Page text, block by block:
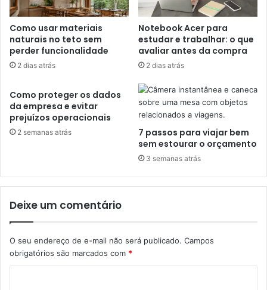
Como usar materiais
naturais no teto sem
perder funcionalidade
2 dias atrás
Notebook Acer para
estudar e trabalhar: o que
avaliar antes da compra
2 dias atrás
Como proteger os dados
da empresa e evitar
prejuízos operacionais
2 semanas atrás
7 passos para viajar bem
sem estourar o orçamento
3 semanas atrás
Deixe um comentário
O seu endereço de e-mail não será publicado. Campos
obrigatórios são marcados com *